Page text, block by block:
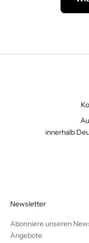
innerhalb
Newsletter
Abonniere unseren
Angebote